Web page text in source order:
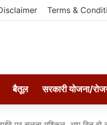
Terms &
बैतूल सरकारी योजना/